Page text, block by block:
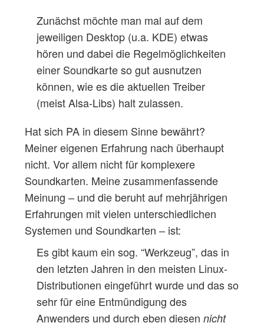
Zunächst möchte man mal auf dem
jeweiligen Desktop (u.a. KDE) etwas
hören und dabei die Regelmöglichkeiten
einer Soundkarte so gut ausnutzen
können, wie es die aktuellen Treiber
(meist Alsa-Libs) halt zulassen.
Hat sich PA in diesem Sinne bewährt?
Meiner eigenen Erfahrung nach überhaupt
nicht. Vor allem nicht für komplexere
Soundkarten. Meine zusammenfassende
Meinung – und die beruht auf mehrjährigen
Erfahrungen mit vielen unterschiedlichen
Systemen und Soundkarten – ist:
Es gibt kaum ein sog. “Werkzeug”, das in
den letzten Jahren in den meisten Linux-
Distributionen eingeführt wurde und das so
sehr für eine Entmündigung des
Anwenders und durch eben diesen nicht